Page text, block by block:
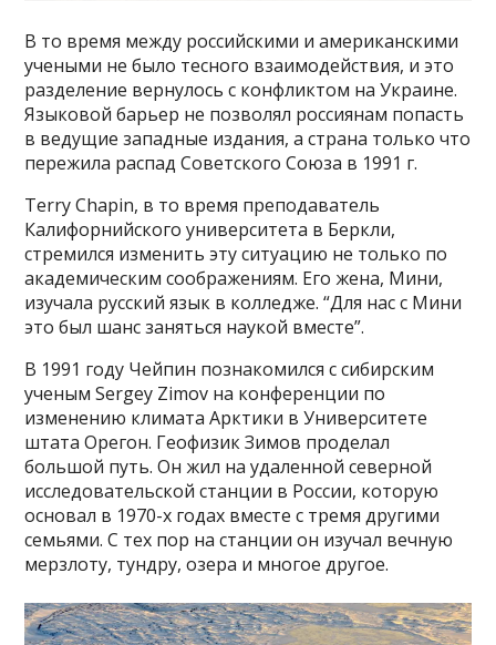
В то время между российскими и американскими
учеными не было тесного взаимодействия, и это
разделение вернулось с конфликтом на Украине.
Языковой барьер не позволял россиянам попасть
в ведущие западные издания, а страна только что
пережила распад Советского Союза в 1991 г.
Terry Chapin, в то время преподаватель
Калифорнийского университета в Беркли,
стремился изменить эту ситуацию не только по
академическим соображениям. Его жена, Мини,
изучала русский язык в колледже. “Для нас с Мини
это был шанс заняться наукой вместе”.
В 1991 году Чейпин познакомился с сибирским
ученым Sergey Zimov на конференции по
изменению климата Арктики в Университете
штата Орегон. Геофизик Зимов проделал
большой путь. Он жил на удаленной северной
исследовательской станции в России, которую
основал в 1970-х годах вместе с тремя другими
семьями. С тех пор на станции он изучал вечную
мерзлоту, тундру, озера и многое другое.